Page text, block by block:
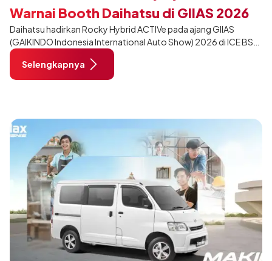
Warnai Booth Daihatsu di GIIAS 2026
Daihatsu hadirkan Rocky Hybrid ACTIVe pada ajang GIIAS
(GAIKINDO Indonesia International Auto Show) 2026 di ICE BSD
City, Tangerang. Terdapat 2 unit Rocky Hybrid yang
dimodifikasi untuk menghadirkan sarana inspirasi bagi
pengunjung mendukung gaya hidup yang aktif.
Selengkapnya